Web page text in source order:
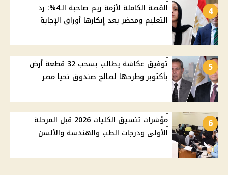
4
القصة الكاملة لأزمة ريم صاحبة الـ4%: رد
التعليم ومحضر بعد إنكارها أوراق الإجابة
5
توفيق عكاشة يطالب بسحب 32 قطعة أرض
بأكتوبر وطرحها لصالح صندوق تحيا مصر
6
مؤشرات تنسيق الكليات 2026 قبل المرحلة
الأولى ودرجات الطب والهندسة والألسن